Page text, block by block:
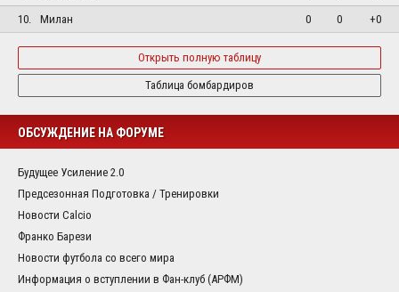
10.
Милан 0 0 +0
Открыть полную таблицу
Таблица бомбардиров
ОБСУЖДЕНИЕ НА ФОРУМЕ
Будущее Усиление 2.0
Предсезонная Подготовка / Тренировки
Новости Calcio
Франко Барези
Новости футбола со всего мира
Информация о вступлении в Фан-клуб (АРФМ)